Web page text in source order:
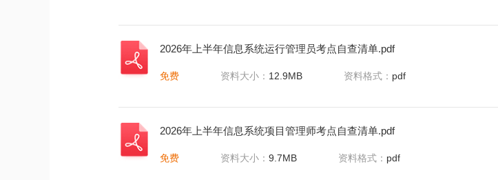
2026年上半年信息系统运行管理员考点自查清单.pdf
免费 资料大小： 12.9MB 资料格式： pdf
2026年上半年信息系统项目管理师考点自查清单.pdf
免费 资料大小： 9.7MB 资料格式： pdf